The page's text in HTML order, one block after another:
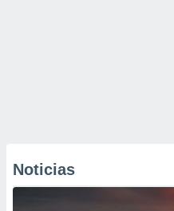
Noticias